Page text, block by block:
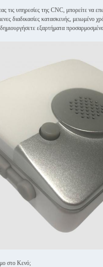
τις υπηρεσίες της CNC, μπορείτε να
διαδικασίες κατασκευής, μειωμένο
εξαρτήματα προσαρμοσμένα
στο Κενό;